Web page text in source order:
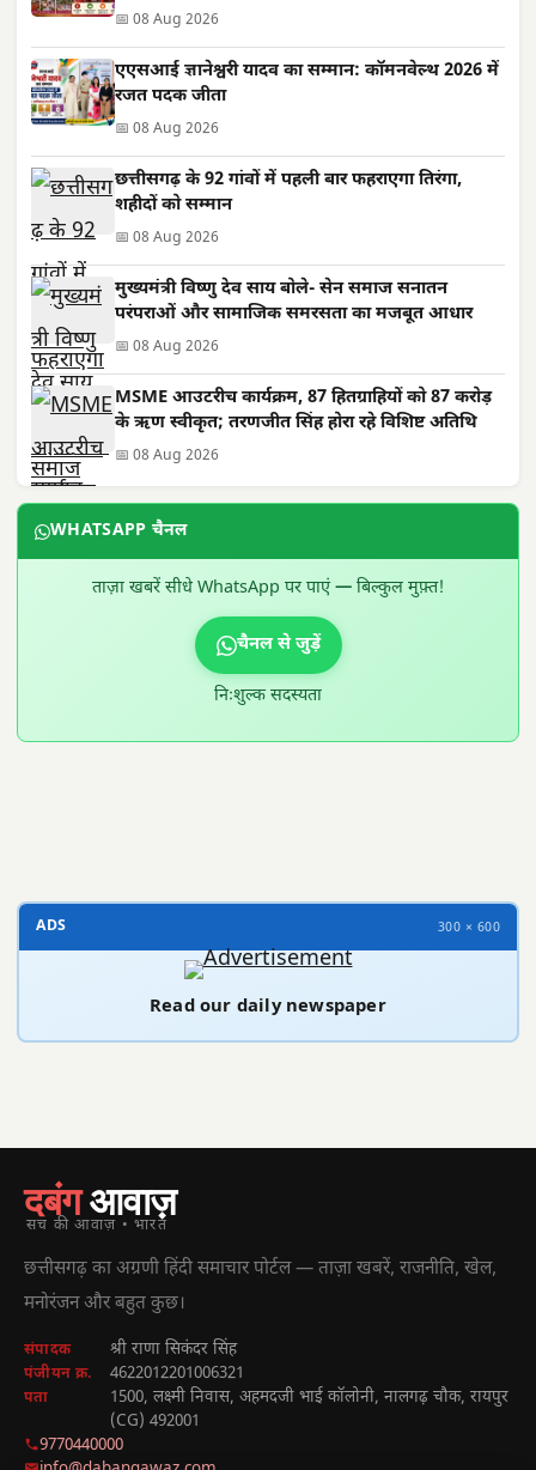
📅 08 Aug 2026
एएसआई ज्ञानेश्वरी यादव का सम्मान: कॉमनवेल्थ 2026 में
रजत पदक जीता
📅 08 Aug 2026
छत्तीसगढ़ के 92 गांवों में पहली बार फहराएगा तिरंगा,
शहीदों को सम्मान
📅 08 Aug 2026
मुख्यमंत्री विष्णु देव साय बोले- सेन समाज सनातन
परंपराओं और सामाजिक समरसता का मजबूत आधार
📅 08 Aug 2026
MSME आउटरीच कार्यक्रम, 87 हितग्राहियों को 87 करोड़
के ऋण स्वीकृत; तरणजीत सिंह होरा रहे विशिष्ट अतिथि
📅 08 Aug 2026
WHATSAPP चैनल
ताज़ा खबरें सीधे WhatsApp पर पाएं — बिल्कुल मुफ़्त!
चैनल से जुड़ें
निःशुल्क सदस्यता
ADS 300 × 600
Read our daily newspaper
दबंगआवाज़
सच की आवाज़ • भारत
छत्तीसगढ़ का अग्रणी हिंदी समाचार पोर्टल — ताज़ा खबरें, राजनीति, खेल,
मनोरंजन और बहुत कुछ।
संपादक श्री राणा सिकंदर सिंह
पंजीयन क्र. 4622012201006321
पता
1500, लक्ष्मी निवास, अहमदजी भाई कॉलोनी, नालगढ़ चौक, रायपुर
(CG) 492001
9770440000